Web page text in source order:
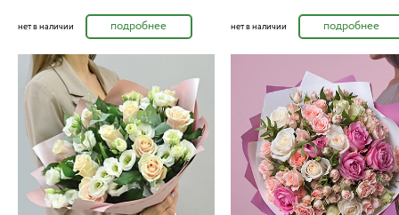
нет в наличии подробнее нет в наличии подробнее